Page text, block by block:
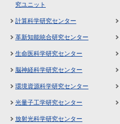
究ユニット
計算科学研究センター
革新知能統合研究センター
生命医科学研究センター
脳神経科学研究センター
環境資源科学研究センター
光量子工学研究センター
放射光科学研究センター